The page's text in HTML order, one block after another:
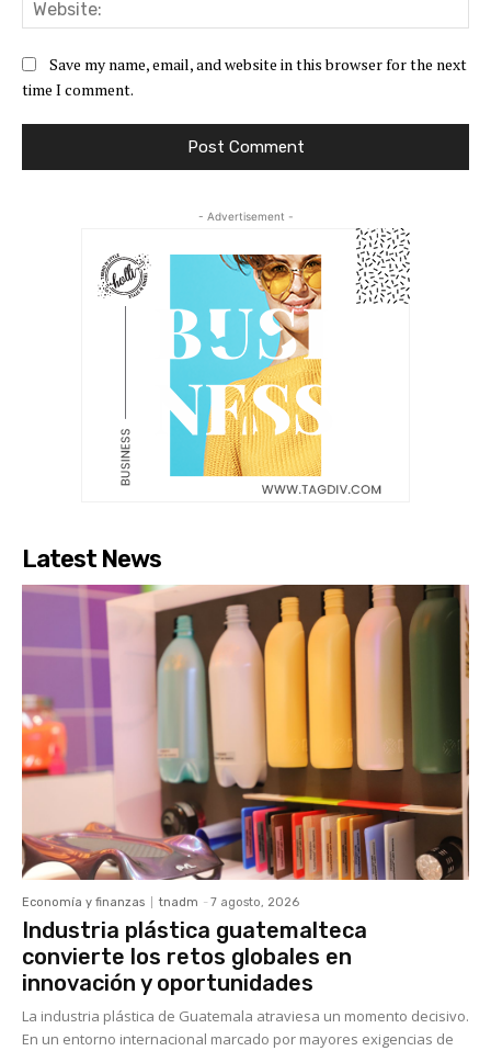
Save my name, email, and website in this browser for the next
time I comment.
- Advertisement -
Latest News
Economía y finanzas tnadm - 7 agosto, 2026
Industria plástica guatemalteca
convierte los retos globales en
innovación y oportunidades
La industria plástica de Guatemala atraviesa un momento decisivo.
En un entorno internacional marcado por mayores exigencias de